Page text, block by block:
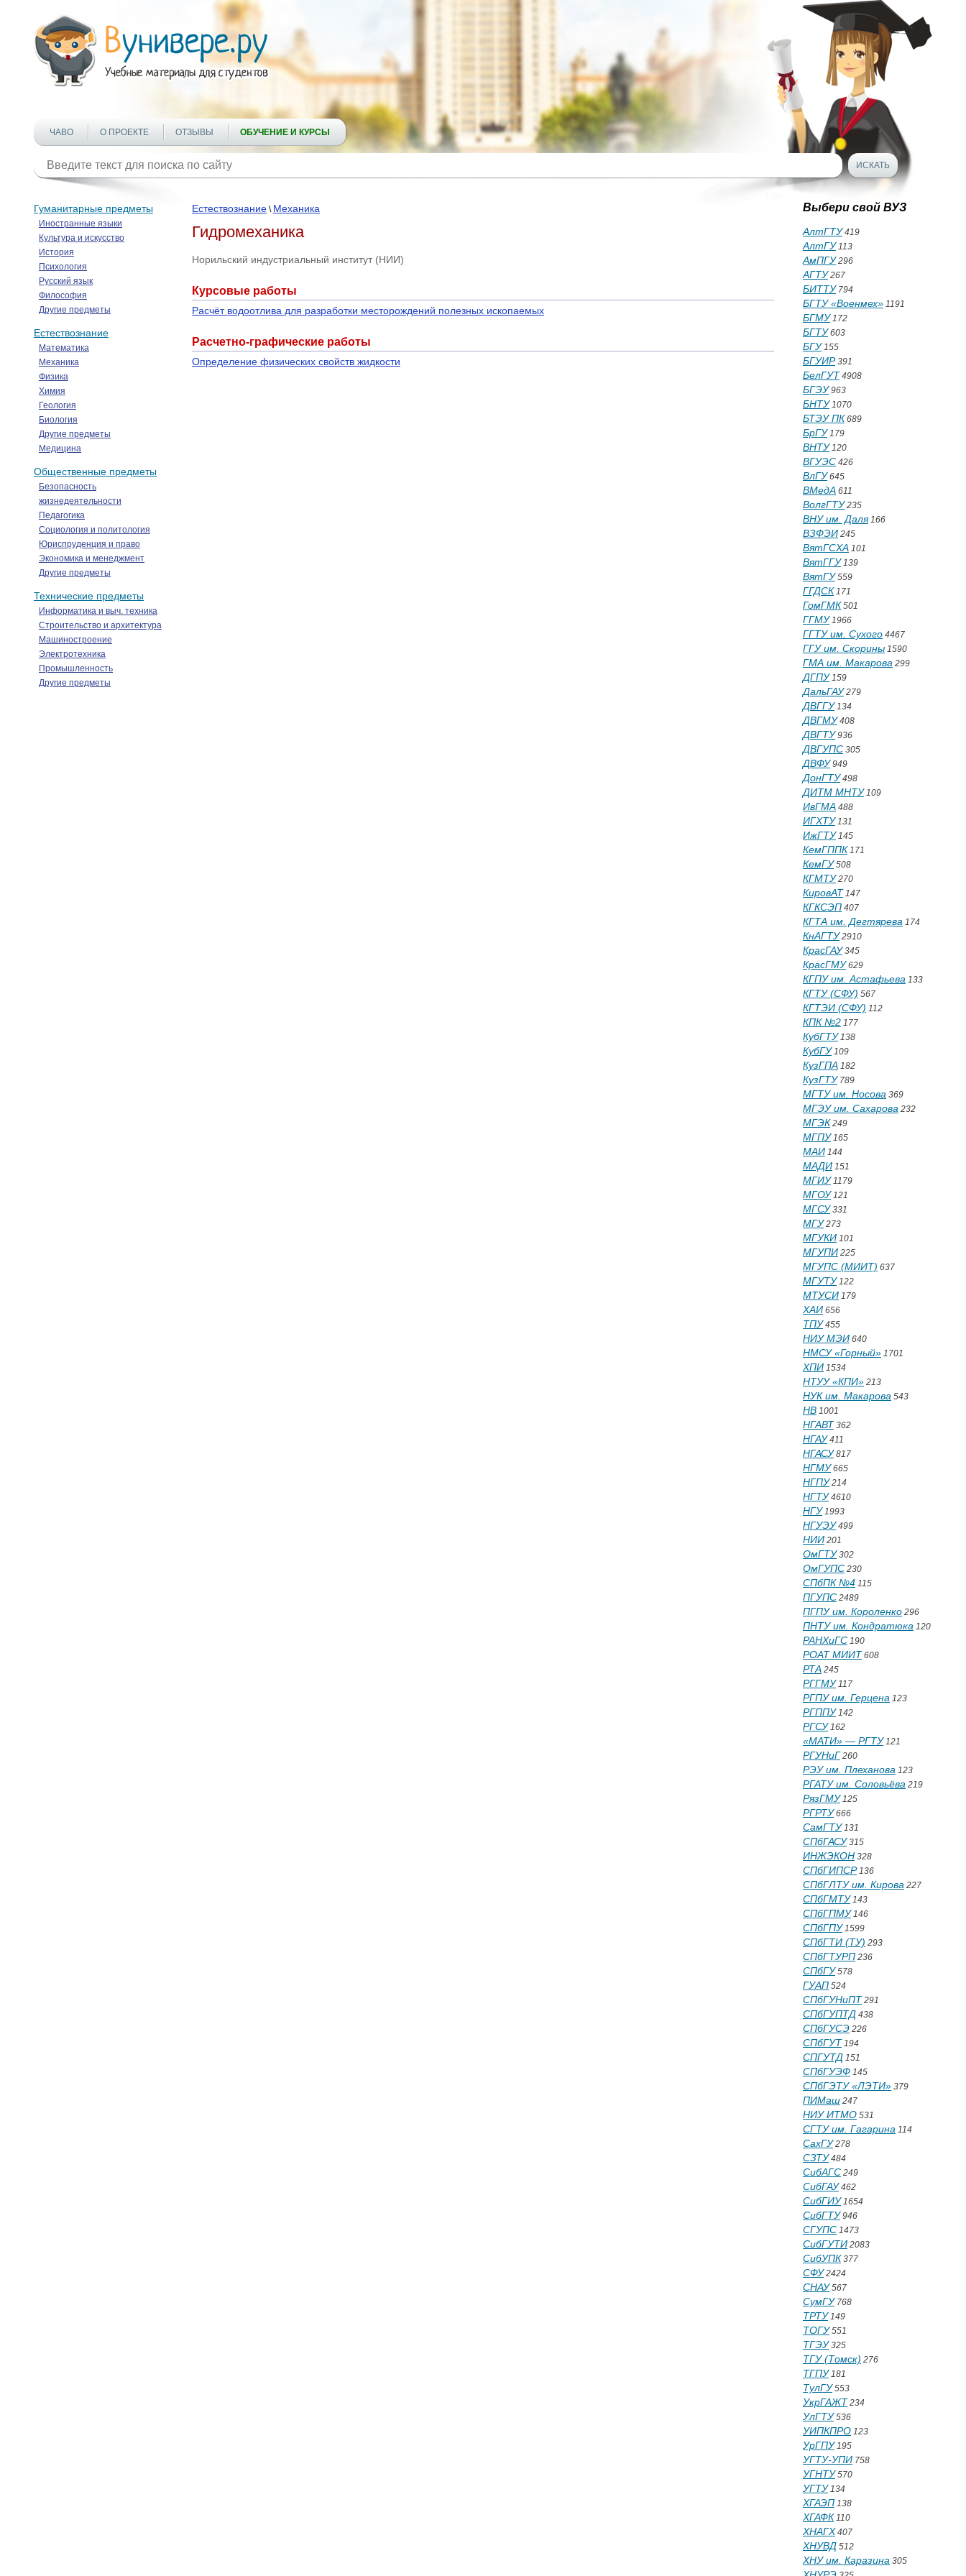
ЧАВО О ПРОЕКТЕ ОТЗЫВЫ ОБУЧЕНИЕ И КУРСЫ
Гуманитарные предметы
Иностранные языки
Культура и искусство
История
Психология
Русский язык
Философия
Другие предметы
Естествознание
Математика
Механика
Физика
Химия
Геология
Биология
Другие предметы
Медицина
Общественные предметы
Безопасность
жизнедеятельности
Педагогика
Социология и политология
Юриспруденция и право
Экономика и менеджмент
Другие предметы
Технические предметы
Информатика и выч. техника
Строительство и архитектура
Машиностроение
Электротехника
Промышленность
Другие предметы
Естествознание \ Механика
Гидромеханика
Норильский индустриальный институт (НИИ)
Курсовые работы
Расчёт водоотлива для разработки месторождений полезных ископаемых
Расчетно-графические работы
Определение физических свойств жидкости
Выбери свой ВУЗ
АлтГТУ419
АлтГУ113
АмПГУ296
АГТУ267
БИТТУ794
БГТУ «Военмех» 1191
БГМУ172
БГТУ603
БГУ155
БГУИР391
БелГУТ 4908
БГЭУ963
БНТУ1070
БТЭУ ПК 689
БрГУ179
ВНТУ120
ВГУЭС 426
ВлГУ645
ВМедА 611
ВолгГТУ235
ВНУ им. Даля166
ВЗФЭИ 245
ВятГСХА 101
ВятГГУ139
ВятГУ559
ГГДСК 171
ГомГМК 501
ГГМУ1966
ГГТУ им. Сухого 4467
ГГУ им. Скорины 1590
ГМА им. Макарова 299
ДГПУ159
ДальГАУ279
ДВГГУ134
ДВГМУ408
ДВГТУ936
ДВГУПС 305
ДВФУ949
ДонГТУ498
ДИТМ МНТУ109
ИвГМА 488
ИГХТУ131
ИжГТУ145
КемГППК 171
КемГУ508
КГМТУ270
КировАТ 147
КГКСЭП 407
КГТА им. Дегтярева 174
КнАГТУ2910
КрасГАУ345
КрасГМУ629
КГПУ им. Астафьева 133
КГТУ (СФУ) 567
КГТЭИ (СФУ) 112
КПК №2 177
КубГТУ138
КубГУ109
КузГПА 182
КузГТУ789
МГТУ им. Носова 369
МГЭУ им. Сахарова 232
МГЭК 249
МГПУ165
МАИ 144
МАДИ 151
МГИУ1179
МГОУ121
МГСУ331
МГУ273
МГУКИ 101
МГУПИ 225
МГУПС (МИИТ) 637
МГУТУ122
МТУСИ 179
ХАИ 656
ТПУ455
НИУ МЭИ 640
НМСУ «Горный» 1701
ХПИ 1534
НТУУ «КПИ» 213
НУК им. Макарова 543
НВ 1001
НГАВТ 362
НГАУ411
НГАСУ817
НГМУ665
НГПУ214
НГТУ4610
НГУ1993
НГУЭУ499
НИИ 201
ОмГТУ302
ОмГУПС 230
СПбПК №4 115
ПГУПС 2489
ПГПУ им. Короленко 296
ПНТУ им. Кондратюка 120
РАНХиГС 190
РОАТ МИИТ 608
РТА 245
РГГМУ117
РГПУ им. Герцена 123
РГППУ142
РГСУ162
«МАТИ» — РГТУ121
РГУНиГ 260
РЭУ им. Плеханова 123
РГАТУ им. Соловьёва 219
РязГМУ125
РГРТУ666
СамГТУ131
СПбГАСУ315
ИНЖЭКОН 328
СПбГИПСР136
СПбГЛТУ им. Кирова 227
СПбГМТУ143
СПбГПМУ146
СПбГПУ1599
СПбГТИ (ТУ) 293
СПбГТУРП 236
СПбГУ578
ГУАП 524
СПбГУНиПТ 291
СПбГУПТД 438
СПбГУСЭ 226
СПбГУТ 194
СПГУТД 151
СПбГУЭФ 145
СПбГЭТУ «ЛЭТИ» 379
ПИМаш 247
НИУ ИТМО 531
СГТУ им. Гагарина 114
СахГУ278
СЗТУ484
СибАГС 249
СибГАУ462
СибГИУ1654
СибГТУ946
СГУПС 1473
СибГУТИ 2083
СибУПК 377
СФУ2424
СНАУ567
СумГУ768
ТРТУ149
ТОГУ551
ТГЭУ325
ТГУ (Томск) 276
ТГПУ181
ТулГУ553
УкрГАЖТ 234
УлГТУ536
УИПКПРО 123
УрГПУ195
УГТУ-УПИ 758
УГНТУ570
УГТУ134
ХГАЭП 138
ХГАФК 110
ХНАГХ 407
ХНУВД 512
ХНУ им. Каразина 305